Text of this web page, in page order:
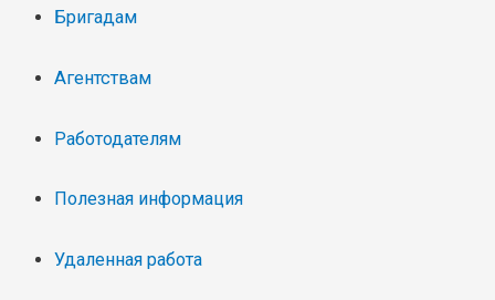
Бригадам
Агентствам
Работодателям
Полезная информация
Удаленная работа